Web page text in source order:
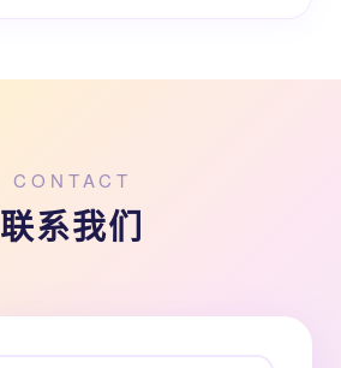
CONTACT
联系我们